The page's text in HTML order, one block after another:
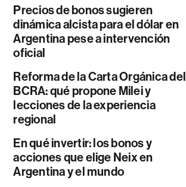
Precios de bonos sugieren
dinámica alcista para el dólar en
Argentina pese a intervención
oficial
Reforma de la Carta Orgánica del
BCRA: qué propone Milei y
lecciones de la experiencia
regional
En qué invertir: los bonos y
acciones que elige Neix en
Argentina y el mundo